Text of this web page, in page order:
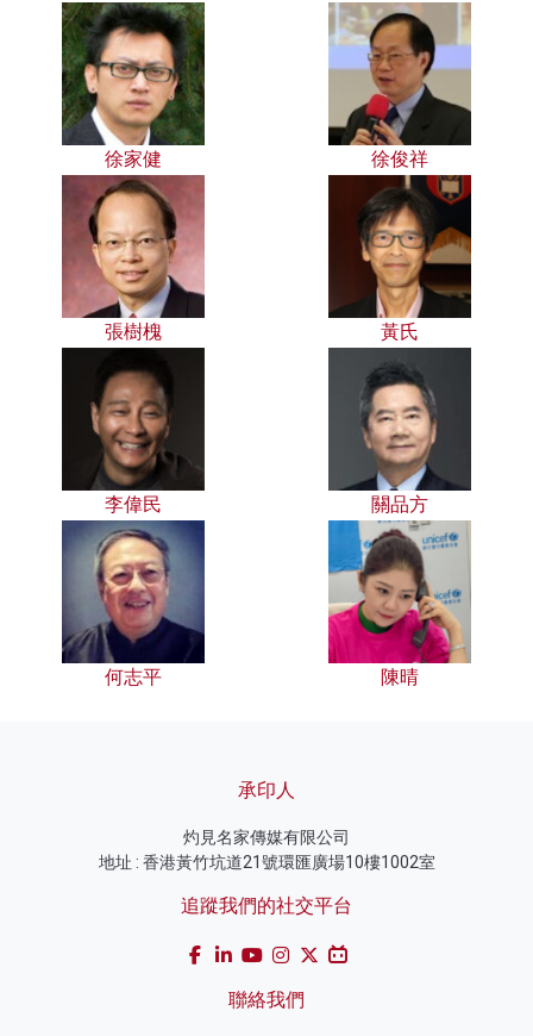
徐家健 徐俊祥
張樹槐 黃氏
李偉民 關品方
何志平 陳晴
承印人
灼見名家傳媒有限公司
地址 : 香港黃竹坑道21號環匯廣場10樓1002室
追蹤我們的社交平台
聯絡我們